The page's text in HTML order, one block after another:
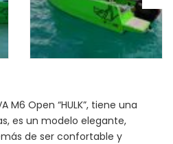
M6 Open “HULK”, tiene una
es un modelo elegante,
de ser confortable y